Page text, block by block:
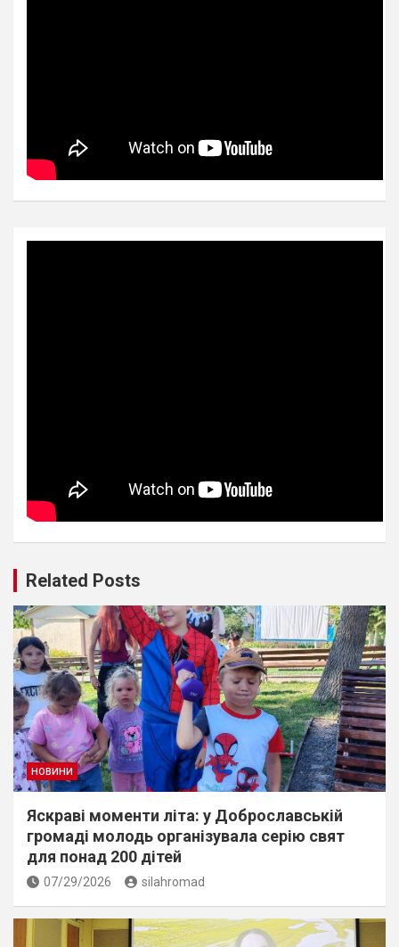
Related Posts
НОВИНИ
Яскраві моменти літа: у Доброславській
громаді молодь організувала серію свят
для понад 200 дітей
07/29/2026 silahromad